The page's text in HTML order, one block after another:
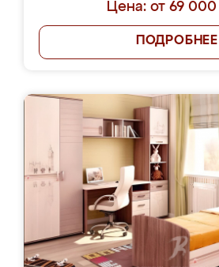
Цена: от 69 000
ПОДРОБНЕЕ